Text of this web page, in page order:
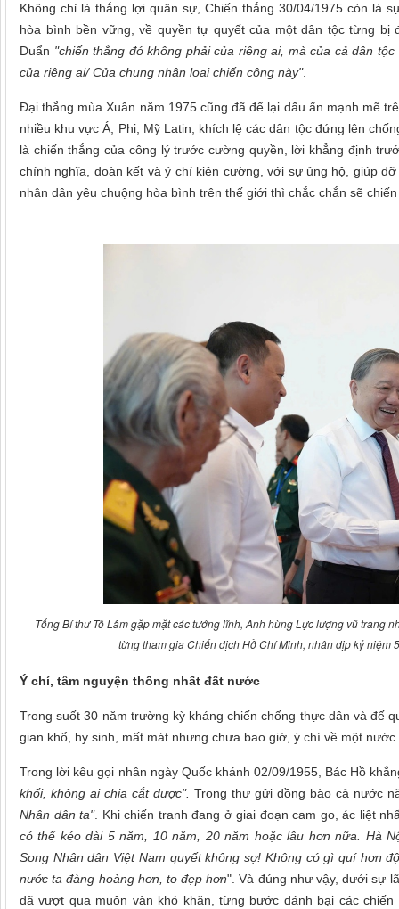
Không chỉ là thắng lợi quân sự, Chiến thắng 30/04/1975 còn là
hòa bình bền vững, về quyền tự quyết của một dân tộc từng
Duẩn "chiến thắng đó không phải của riêng ai, mà của cả dân tộc
của riêng ai/ Của chung nhân loại chiến công này".
Đại thắng mùa Xuân năm 1975 cũng đã để lại dấu ấn mạnh mẽ
nhiều khu vực Á, Phi, Mỹ Latin; khích lệ các dân tộc đứng lên
là chiến thắng của công lý trước cường quyền, lời khẳng định
chính nghĩa, đoàn kết và ý chí kiên cường, với sự ủng hộ, giúp
nhân dân yêu chuộng hòa bình trên thế giới thì chắc chắn sẽ
Tổng Bí thư Tô Lâm gặp mặt các tướng lĩnh, Anh hùng Lực lượng vũ trang
từng tham gia Chiến dịch Hồ Chí Minh, nhân dịp kỷ
Ý chí, tâm nguyện thống nhất đất nước
Trong suốt 30 năm trường kỳ kháng chiến chống thực dân và đế
gian khổ, hy sinh, mất mát nhưng chưa bao giờ, ý chí về một
Trong lời kêu gọi nhân ngày Quốc khánh 02/09/1955, Bác Hồ
khối, không ai chia cắt được". Trong thư gửi đồng bào cả nước
Nhân dân ta". Khi chiến tranh đang ở giai đoạn cam go, ác liệt
có thể kéo dài 5 năm, 10 năm, 20 năm hoặc lâu hơn nữa. Hà
Song Nhân dân Việt Nam quyết không sợ! Không có gì quí hơn
nước ta đàng hoàng hơn, to đẹp hơn". Và đúng như vậy, dưới sự
đã vượt qua muôn vàn khó khăn, từng bước đánh bại các